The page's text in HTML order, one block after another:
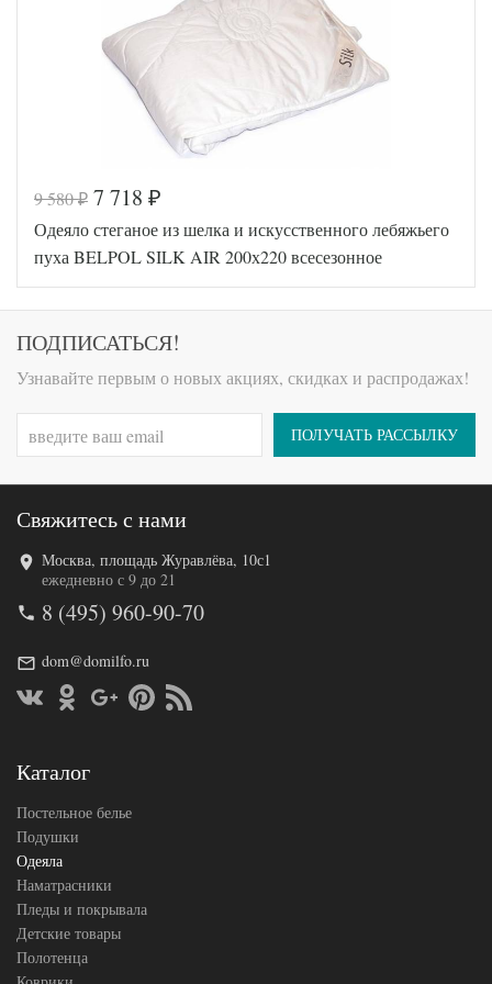
Сатин люкс
Производитель
Код товара
Артикул
BP4630018899
417
Ширина х
Длина
Сезонность
Всесезонное
Наполнитель
Тенсел /
Микроволокно
Ткань
Тик
(Россия)
Код товара
547-335
Артикул
96164
Длина
Наполнитель
Шелк /
Производитель
9 580₽ 7 718 ₽
Одеяло стеганое из шелка и искусственного лебяжьего
пуха BELPOL SILK AIR 200х220 всесезонное
ПОДПИСАТЬСЯ!
Узнавайте первым о новых акциях, скидках и распродажах!
ПОЛУЧАТЬ РАССЫЛКУ
Свяжитесь с нами
Москва, площадь Журавлёва, 10с1
ежедневно с 9 до 21
8 (495) 960-90-70
dom@domilfo.ru
Каталог
Постельное белье
Подушки
Одеяла
Наматрасники
Пледы и покрывала
Детские товары
Полотенца